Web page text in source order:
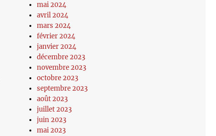
mai 2024
avril 2024
mars 2024
février 2024
janvier 2024
décembre 2023
novembre 2023
octobre 2023
septembre 2023
août 2023
juillet 2023
juin 2023
mai 2023